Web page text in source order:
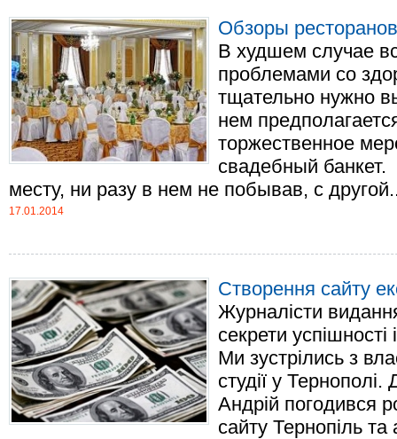
Обзоры
В худшем случае
проблемами со
тщательно нужно
нем
торжественное
свадебный
месту, ни разу в нем не побывав, с
17.01.2014
Створення сайту
Журналісти
секрети успішності
Ми зустрілись з
студії у
Андрій погодився
сайту Тернопіль